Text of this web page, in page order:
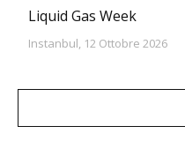
Liquid Gas Week
Instanbul, 12 Ottobre 2026